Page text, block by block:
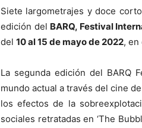
Siete largometrajes y doce
edición del BARQ, Festival
del 10 al 15 de mayo de 2022, en
La segunda edición del BARQ
mundo actual a través del cine
los efectos de la
sociales retratadas en ‘The